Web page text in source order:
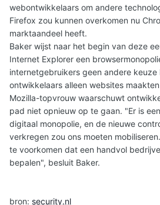
webontwikkelaars om andere
Firefox zou kunnen overkomen nu
marktaandeel heeft.
Baker wijst naar het begin van deze
Internet Explorer een
internetgebruikers geen andere
ontwikkelaars alleen websites
Mozilla-topvrouw waarschuwt
pad niet opnieuw op te gaan. "Er is
digitaal monopolie, en de nieuwe
verkregen zou ons moeten
te voorkomen dat een handvol
bepalen", besluit Baker.
bron: security.nl